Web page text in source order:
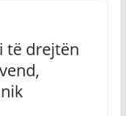
të drejtën